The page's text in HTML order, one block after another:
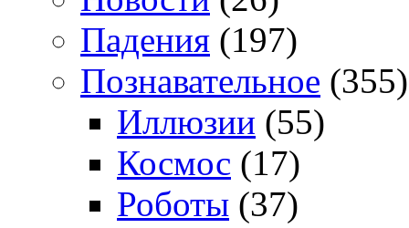
Падения (197)
Познавательное (355)
Иллюзии (55)
Космос (17)
Роботы (37)